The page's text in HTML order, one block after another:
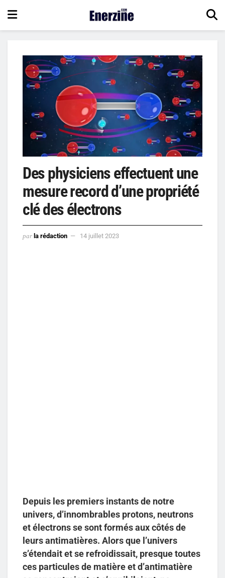
Des physiciens effectuent une
mesure record d’une propriété
clé des électrons
par la rédaction 14 juillet 2023
Depuis les premiers instants de notre
univers, d’innombrables protons, neutrons
et électrons se sont formés aux côtés de
leurs antimatières. Alors que l’univers
s’étendait et se refroidissait, presque toutes
ces particules de matière et d’antimatière